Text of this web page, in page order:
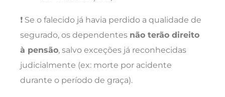
❗ Se o falecido já havia perdido a qualidade de
segurado, os dependentes não terão direito
à pensão, salvo exceções já reconhecidas
judicialmente (ex: morte por acidente
durante o período de graça).